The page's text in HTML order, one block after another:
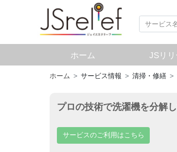
ホーム JSリ
ホーム サービス情報 清掃・修繕
プロの技術で洗濯機を分解
サービスのご利用はこちら